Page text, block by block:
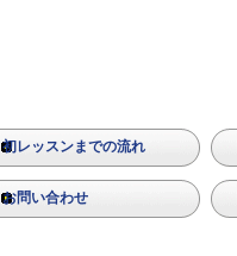
初レッスンまでの流れ
お問い合わせ